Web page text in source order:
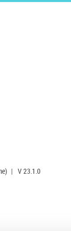
| V 23.1.0